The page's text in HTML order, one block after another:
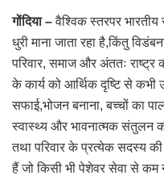
गोंदिया –वैश्विक स्तरपर भारतीय
धुरी माना जाता रहा है,किंतु
परिवार, समाज और अंततः राष्ट्र
के कार्य को आर्थिक दृष्टि से कभी
सफाई,भोजन बनाना, बच्चों का
स्वास्थ्य और भावनात्मक संतुलन
तथा परिवार के प्रत्येक सदस्य
हैं जो किसी भी पेशेवर सेवा से कम